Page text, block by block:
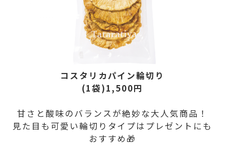
コスタリカパイン輪切り
(1袋)1,500円
甘さと酸味のバランスが絶妙な大人気商品！
見た目も可愛い輪切りタイプはプレゼントにも
おすすめ🎁